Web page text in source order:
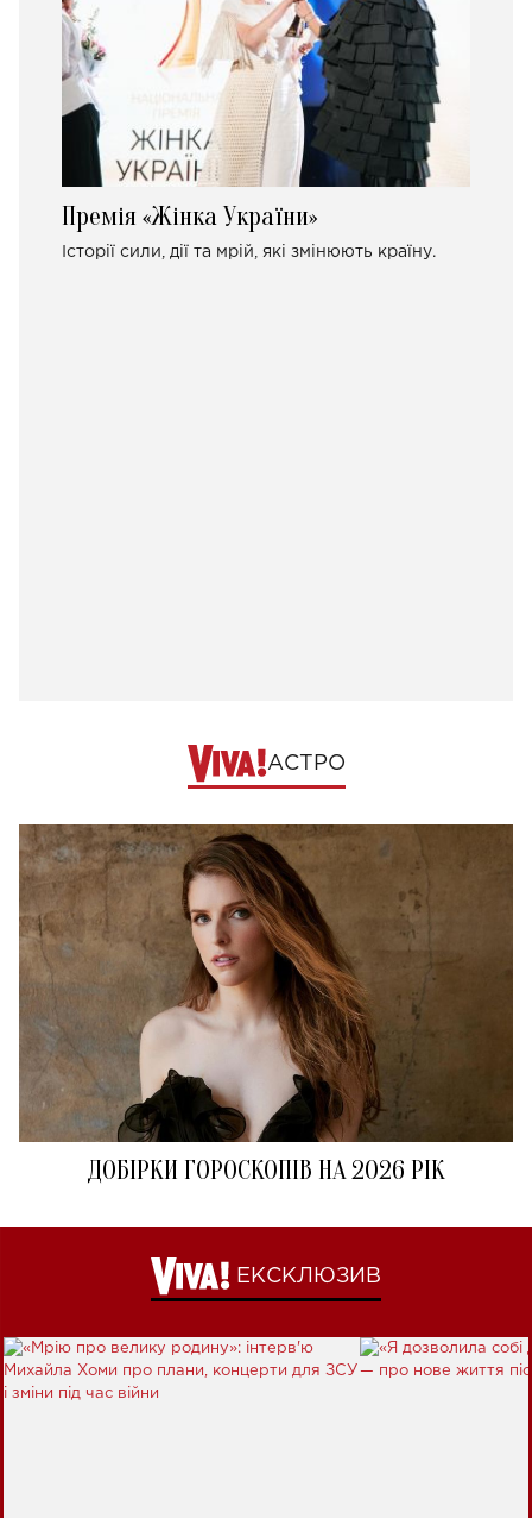
Премія «Жінка України»
Історії сили, дії та мрій, які змінюють країну.
АСТРО
ДОБІРКИ ГОРОСКОПІВ НА 2026 РІК
ЕКСКЛЮЗИВ